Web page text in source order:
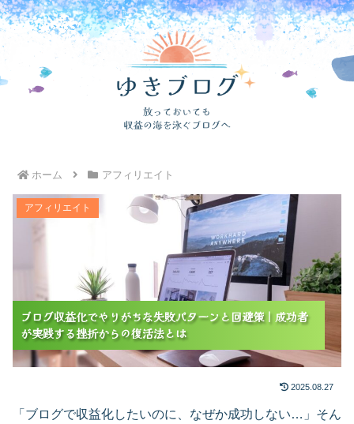
ホーム アフィリエイト
ブログ収益化でやりがちな失敗パターンと回避策｜成功
者が実践する挫折からの復活法とは
ブログ収益化でやりがちな失敗パターンと回避策｜成功者
が実践する挫折からの復活法とは
ブログ収益化でやりがちな失敗パターンと回避策｜成功者
が実践する挫折からの復活法とは
ブログ収益化でやりがちな失敗パターンと回避策｜成功者
が実践する挫折からの復活法とは
アフィリエイト
2025.08.27
「ブログで収益化したいのに、なぜか成功しない…」そん